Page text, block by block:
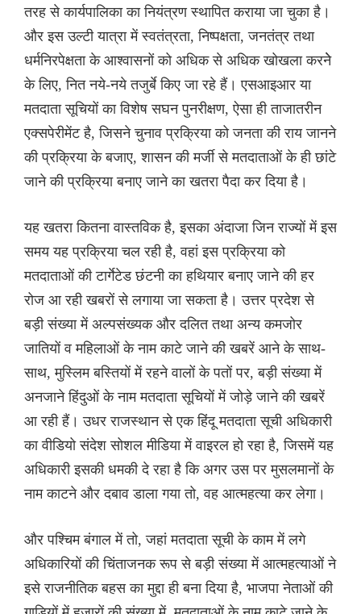
तरह से कार्यपालिका का नियंत्रण स्थापित कराया जा चुका है।
और इस उल्टी यात्रा में स्वतंत्रता, निष्पक्षता, जनतंत्र तथा
धर्मनिरपेक्षता के आश्वासनों को अधिक से अधिक खोखला करनेे
के लिए, नित नये-नये तजुर्बे किए जा रहे हैं। एसआइआर या
मतदाता सूचियों का विशेष सघन पुनरीक्षण, ऐसा ही ताजातरीन
एक्सपेरीमेंट है, जिसने चुनाव प्रक्रिया को जनता की राय जानने
की प्रक्रिया के बजाए, शासन की मर्जी से मतदाताओं के ही छांटे
जाने की प्रक्रिया बनाए जाने का खतरा पैदा कर दिया है।
यह खतरा कितना वास्तविक है, इसका अंदाजा जिन राज्यों में इस
समय यह प्रक्रिया चल रही है, वहां इस प्रक्रिया को
मतदाताओं की टार्गेटेड छंटनी का हथियार बनाए जाने की हर
रोज आ रही खबरों से लगाया जा सकता है। उत्तर प्रदेश से
बड़ी संख्या में अल्पसंख्यक और दलित तथा अन्य कमजोर
जातियों व महिलाओं के नाम काटे जाने की खबरें आने के साथ-
साथ, मुस्लिम बस्तियों में रहने वालों के पतों पर, बड़ी संख्या में
अनजाने हिंदुओं के नाम मतदाता सूचियों में जोड़े जाने की खबरें
आ रही हैं। उधर राजस्थान से एक हिंदू मतदाता सूची अधिकारी
का वीडियो संदेश सोशल मीडिया में वाइरल हो रहा है, जिसमें यह
अधिकारी इसकी धमकी दे रहा है कि अगर उस पर मुसलमानों के
नाम काटने और दबाव डाला गया तो, वह आत्महत्या कर लेगा।
और पश्चिम बंगाल में तो, जहां मतदाता सूची के काम में लगे
अधिकारियों की चिंताजनक रूप से बड़ी संख्या में आत्महत्याओं ने
इसे राजनीतिक बहस का मुद्दा ही बना दिया है, भाजपा नेताओं की